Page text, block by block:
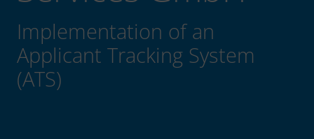
Implementation of an
Applicant Tracking System
(ATS)